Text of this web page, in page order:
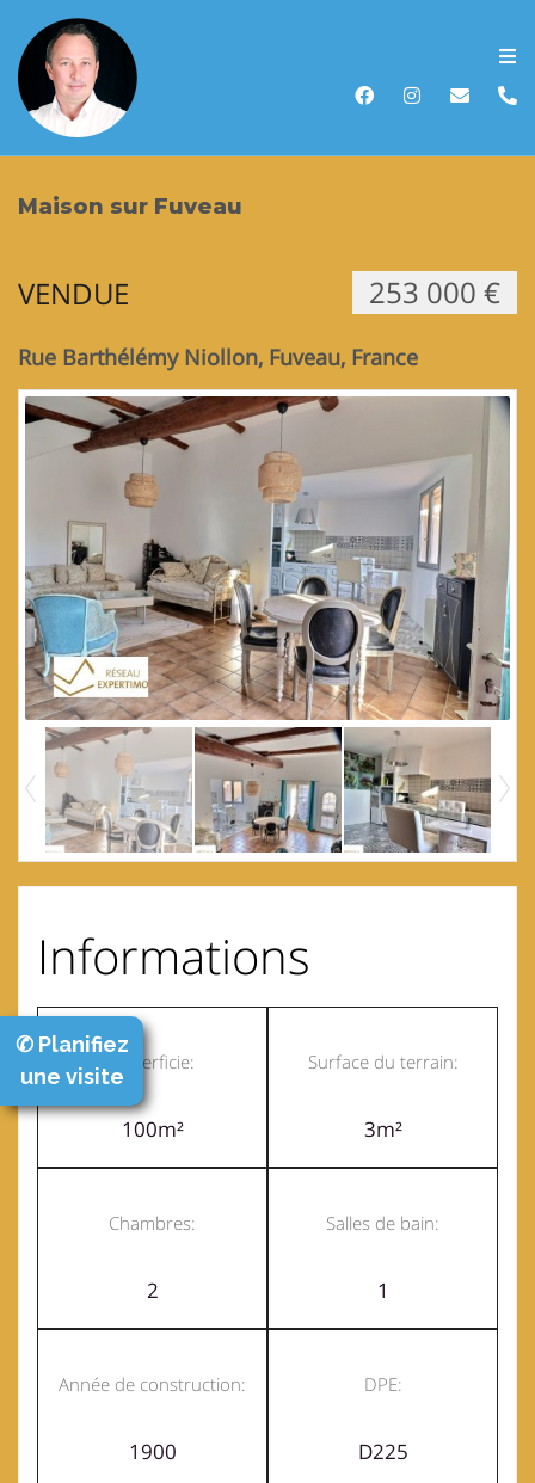
Accueil
Louer
Biens vendus
Maison sur Fuveau
VENDUE 253 000 €
Rue Barthélémy Niollon, Fuveau, France
Informations
Superficie:
100m²
Surface du terrain:
3m²
Chambres:
2
Salles de bain:
1
Année de construction:
1900
DPE:
D225
✆ Planifiez
une visite